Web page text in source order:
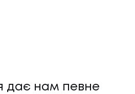
дає нам певне